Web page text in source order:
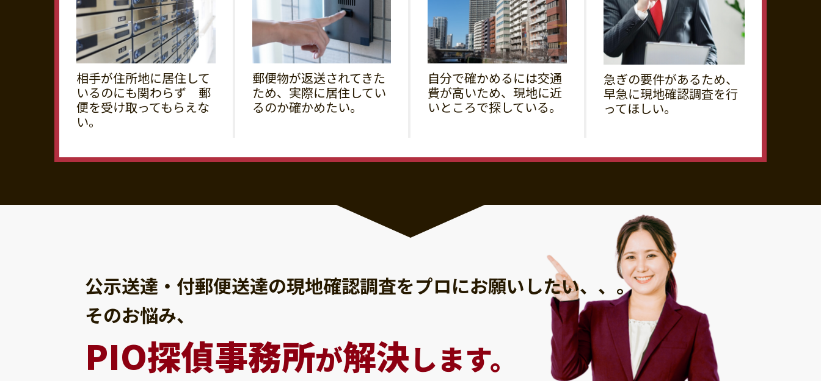
相手が住所地に居住して
いるのにも関わらず 郵
便を受け取ってもらえな
い。
郵便物が返送されてきた
ため、実際に居住してい
るのか確かめたい。
自分で確かめるには交通
費が高いため、現地に近
いところで探している。
急ぎの要件があるため、
早急に現地確認調査を行
ってほしい。
公示送達・付郵便送達の現地確認調査をプロにお願いしたい、、。
そのお悩み、
PIO探偵事務所が解決します。